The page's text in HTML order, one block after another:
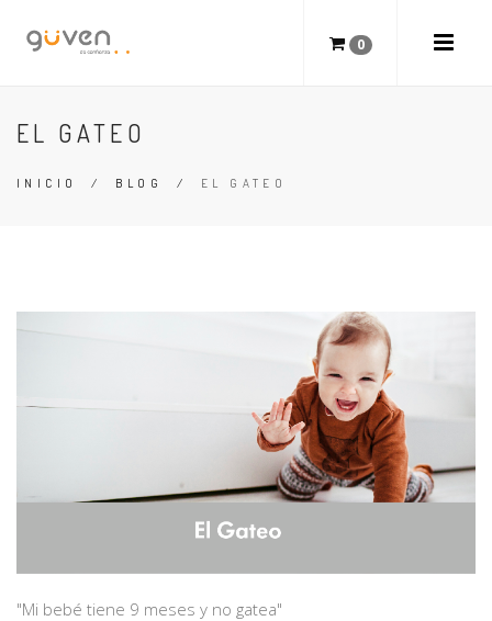
0
EL GATEO
INICIO / BLOG / EL GATEO
"Mi bebé tiene 9 meses y no gatea"